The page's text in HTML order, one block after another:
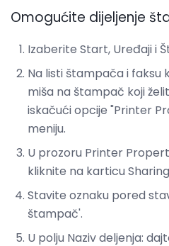
Omogućite dijeljenje
Izaberite Start, Uređaji i
Na listi štampača i
miša na štampač koji
iskačući opcije "Printer
meniju.
U prozoru Printer
kliknite na karticu
Stavite oznaku pored
štampač'.
U polju Naziv deljenja: